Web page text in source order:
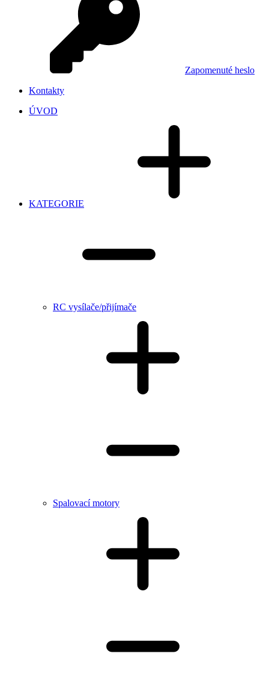
Zapomenuté heslo
Kontakty
ÚVOD
KATEGORIE
RC vysílače/přijímače
Spalovací motory